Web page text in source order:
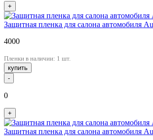
+
Защитная пленка для салона автомобиля
4000
Пленки в наличии: 1 шт.
купить
-
0
+
Защитная пленка для салона автомобиля